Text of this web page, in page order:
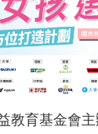
教育基金會